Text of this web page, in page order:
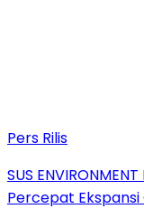
Pers Rilis
SUS
Percepat